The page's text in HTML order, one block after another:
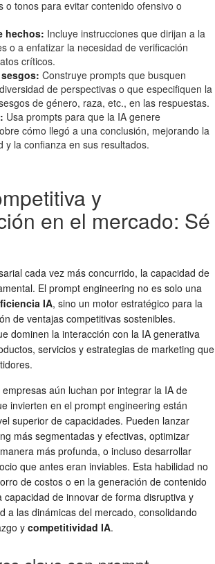
o tonos para evitar contenido ofensivo o
hechos: Incluye instrucciones que dirijan a la
o a enfatizar la necesidad de verificación
críticos.
Construye prompts que busquen
de perspectivas o que especifiquen la
de género, raza, etc., en las respuestas.
Usa prompts para que la IA genere
cómo llegó a una conclusión, mejorando la
y la confianza en sus resultados.
y
en el mercado: Sé
cada vez más concurrido, la capacidad de
El prompt engineering no es solo una
IA, sino un motor estratégico para la
de ventajas competitivas sostenibles.
dominen la interacción con la IA generativa
servicios y estrategias de marketing que
aún luchan por integrar la IA de
invierten en el prompt engineering están
superior de capacidades. Pueden lanzar
más segmentadas y efectivas, optimizar
más profunda, o incluso desarrollar
que antes eran inviables. Esta habilidad no
de costos o en la generación de contenido
capacidad de innovar de forma disruptiva y
a las dinámicas del mercado, consolidando
y competitividad IA.